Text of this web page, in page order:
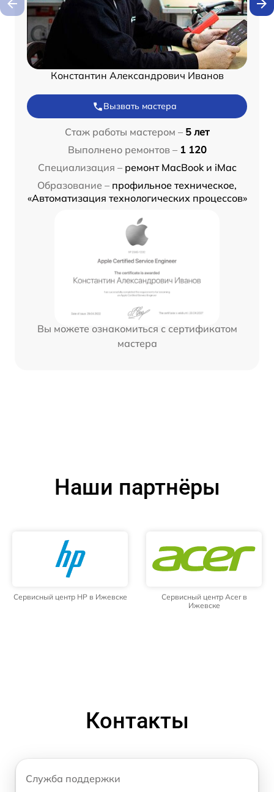
Константин Александрович Иванов
Вызвать мастера
Стаж работы мастером – 5 лет
Выполнено ремонтов – 1 120
Специализация – ремонт MacBook и iMac
Образование – профильное техническое,
«Автоматизация технологических процессов»
Вы можете ознакомиться с сертификатом
мастера
Наши партнёры
Сервисный центр HP в Ижевске
Сервисный центр Acer в
Ижевске
Контакты
Служба поддержки